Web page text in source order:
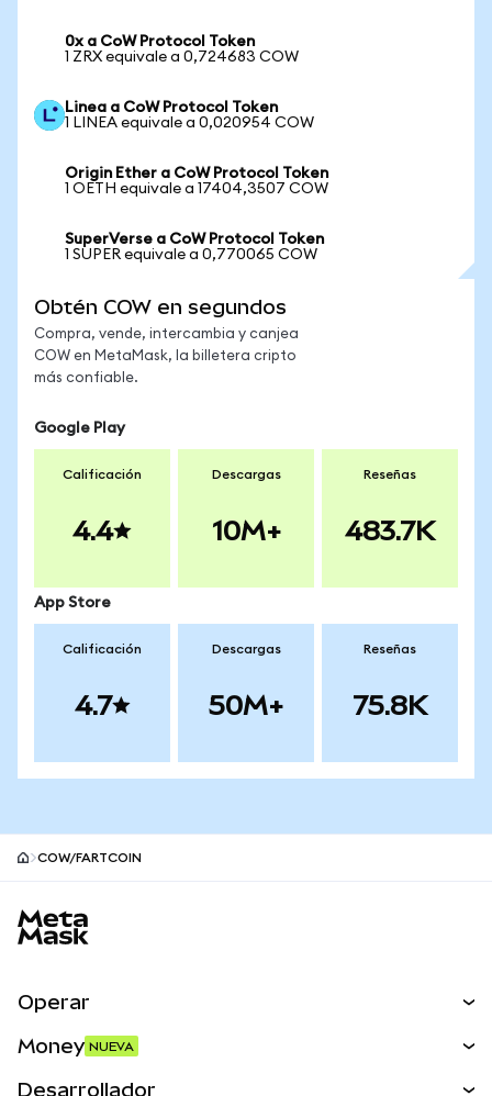
0x a CoW Protocol Token
1 ZRX equivale a 0,724683 COW
Linea a CoW Protocol Token
1 LINEA equivale a 0,020954 COW
Origin Ether a CoW Protocol Token
1 OETH equivale a 17404,3507 COW
SuperVerse a CoW Protocol Token
1 SUPER equivale a 0,770065 COW
Obtén COW en segundos
Compra, vende, intercambia y canjea
COW en MetaMask, la billetera cripto
más confiable.
Google Play
Calificación
4.4
Descargas
10M+
Reseñas
483.7K
App Store
Calificación
4.7
Descargas
50M+
Reseñas
75.8K
COW/FARTCOIN
Operar
Money NUEVA
Desarrollador